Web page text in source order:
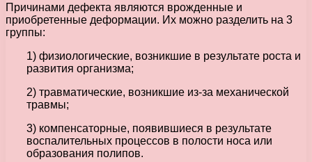
Причинами дефекта являются врожденные и
приобретенные деформации. Их можно разделить на 3
группы:
1) физиологические, возникшие в результате роста и
развития организма;
2) травматические, возникшие из-за механической
травмы;
3) компенсаторные, появившиеся в результате
воспалительных процессов в полости носа или
образования полипов.